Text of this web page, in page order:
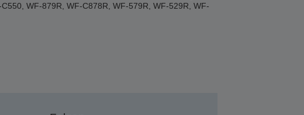
WF-879R, WF-C878R, WF-579R, WF-529R, WF-